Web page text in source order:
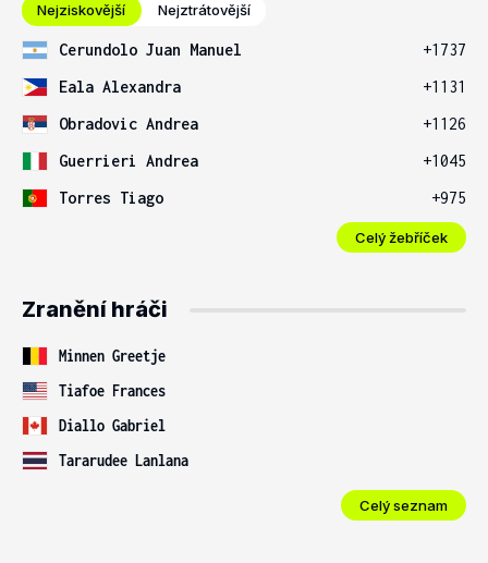
Nejziskovější Nejztrátovější
Cerundolo Juan Manuel
+1737
Eala Alexandra
+1131
Obradovic Andrea
+1126
Guerrieri Andrea
+1045
Torres Tiago
+975
Celý žebříček
Zranění hráči
Minnen Greetje
Tiafoe Frances
Diallo Gabriel
Tararudee Lanlana
Celý seznam